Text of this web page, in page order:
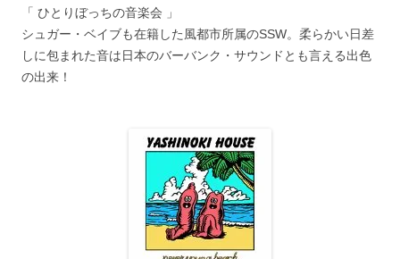
「 ひとりぼっちの音楽会 」
シュガー・ベイブも在籍した風都市所属のSSW。柔らかい日差
しに包まれた音は日本のバーバンク・サウンドとも言える出色
の出来！